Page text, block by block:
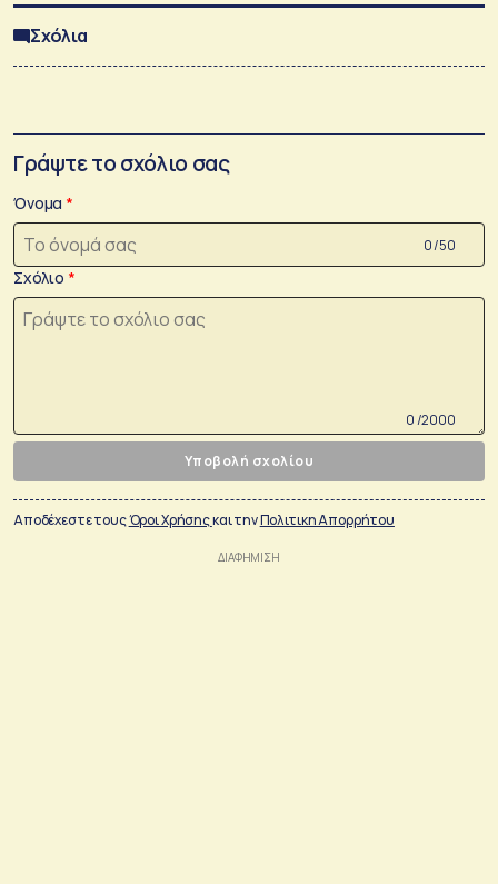
Σχόλια
Γράψτε το σχόλιο σας
Όνομα
0 /50
Σχόλιο
0 /2000
Υποβολή σχολίου
Αποδέχεστε τουςΌροι Χρήσηςκαι τηνΠολιτικη Απορρήτου